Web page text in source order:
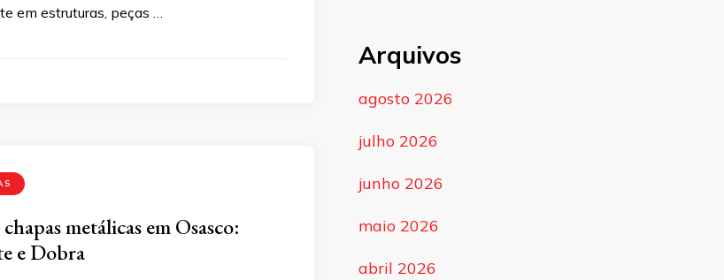
em estruturas, peças …
metálicas em Osasco:
e Dobra
Arquivos
agosto 2026
julho 2026
junho 2026
maio 2026
abril 2026